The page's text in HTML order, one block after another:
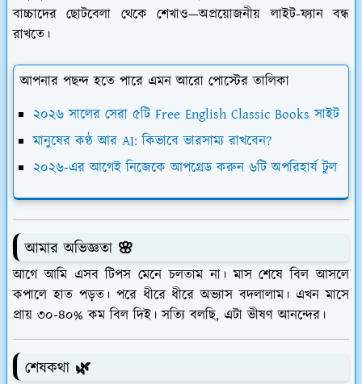
বাচ্চাদের ছোটবেলা থেকে শেখাও—অপ্রয়োজনীয় লাইট-ফ্যান বন্ধ
রাখতে।
আপনার পছন্দ হতে পারে এমন আরো পোস্টের তালিকা
২০২৬ সালের সেরা ৫টি Free English Classic Books সাইট
মানুষের কণ্ঠ আর AI: কিভাবে ভারসাম্য রাখবেন?
২০২৬-এর আগেই নিজেকে আপগ্রেড করুন ৬টি অপরিহার্য টুল
আমার অভিজ্ঞতা 🌸
আগে আমি এসব টিপস মেনে চলতাম না। মাস শেষে বিল আসলে
কপালে হাত পড়ত। পরে ধীরে ধীরে অভ্যাস বদলালাম। এখন মাসে
প্রায় ৩০-৪০% কম বিল দিই। সত্যি বলছি, এটা ভীষণ আনন্দের।
শেষকথা 🌿